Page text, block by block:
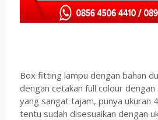
Box fitting lampu dengan bahan
dengan cetakan full colour
yang sangat tajam, punya ukuran
tentu sudah disesuaikan dengan